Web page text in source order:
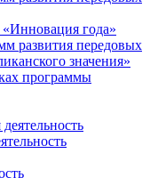
года»
развития передовых
значения»
программы